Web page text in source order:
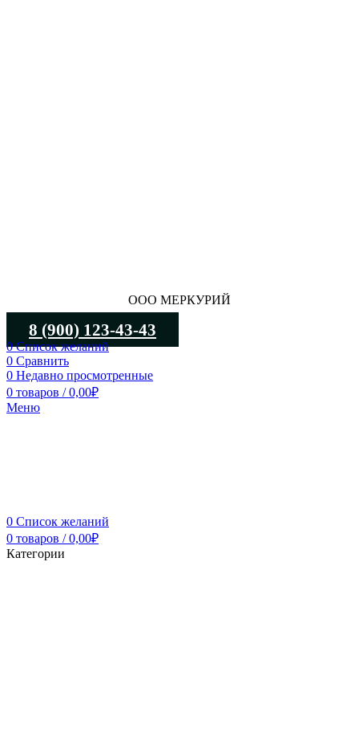
ООО МЕРКУРИЙ
8 (900) 123-43-43
0Список желаний
0 Сравнить
0 Недавно просмотренные
0 товаров / 0,00₽
Меню
0 Список желаний
0 товаров / 0,00₽
Категории